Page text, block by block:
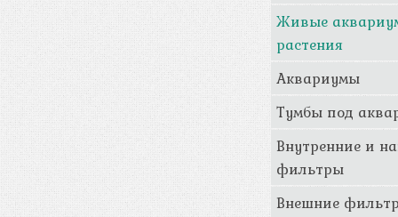
Живые
растения
Аквариумы
Тумбы под
Внутренние и
фильтры
Внешние